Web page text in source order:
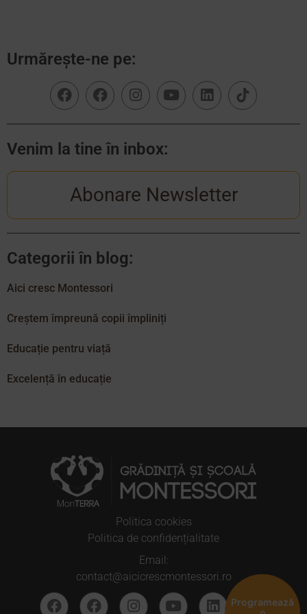
Urmărește-ne pe:
Venim la tine în inbox:
Abonare Newsletter
Categorii în blog:
Aici cresc Montessori
Creștem împreună copii împliniți
Educație pentru viață
Excelență în educație
Politica cookies
Politica de confidențialitate
Email:
contact@aicicrescmontessori.ro
Programează